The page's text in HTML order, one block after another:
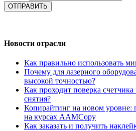
Новости отрасли
Как правильно использовать
Почему для лазерного
высокой точностью?
Как проходит поверка
снятия?
Копирайтинг на новом уровне:
на курсах AAMCopy
Как заказать и получить